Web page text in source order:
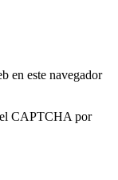
en este navegador
el CAPTCHA por